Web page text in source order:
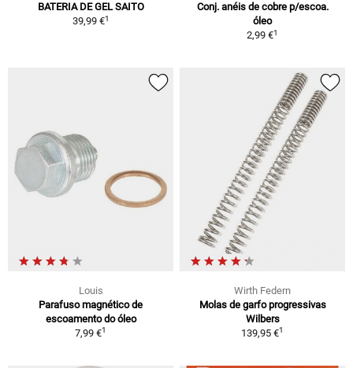
BATERIA DE GEL SAITO
39,99 €1
Conj. anéis de cobre p/escoa.
óleo
2,99 €1
Louis
Parafuso magnético de
escoamento do óleo
7,99 €1
Wirth Federn
Molas de garfo progressivas
Wilbers
139,95 €1